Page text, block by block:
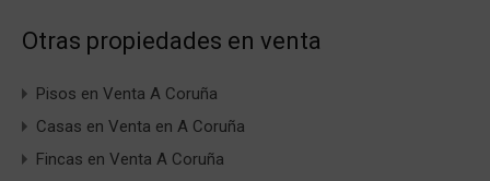
Otras propiedades en venta
Pisos en Venta A Coruña
Casas en Venta en A Coruña
Fincas en Venta A Coruña